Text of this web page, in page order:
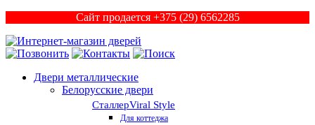
Сайт продается +375 (29) 6562285
Двери металлические
Белорусские двери
СталлерViral Style
Для коттеджа